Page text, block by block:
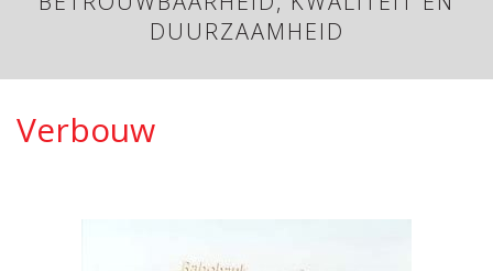
DUURZAAMHEID
Verbouw